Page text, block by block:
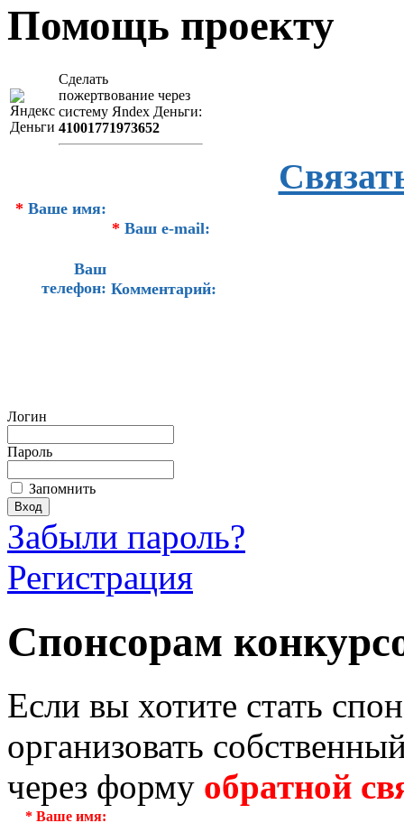
Помощь проекту
Сделать
пожертвование через
систeму Яndex Деньги:
41001771973652
* Ваше имя:
* Ваш e-mail:
Ваш
телефон: Комментарий:
Логин
Пароль
Запомнить
Забыли пароль?
Регистрация
Спонсорам
Если вы хотите стать
организовать
через форму обратной
* Ваше имя: